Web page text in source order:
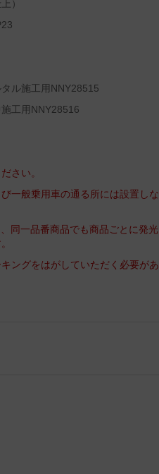
）
ル施工用NNY28515
工用NNY28516
さい。
一般乗用車の通る所には設置しな
同一品番商品でも商品ごとに発光
ングをはがしていただく必要があ